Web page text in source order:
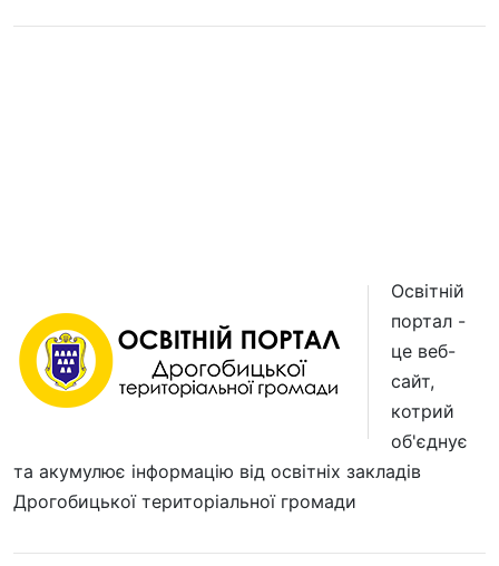
Освітній
портал -
це веб-
сайт,
котрий
об'єднує
та акумулює інформацію від освітніх закладів
Дрогобицької територіальної громади